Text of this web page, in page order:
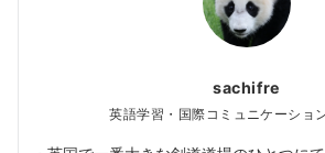
sachifre
英語学習・国際コミュニケーショ